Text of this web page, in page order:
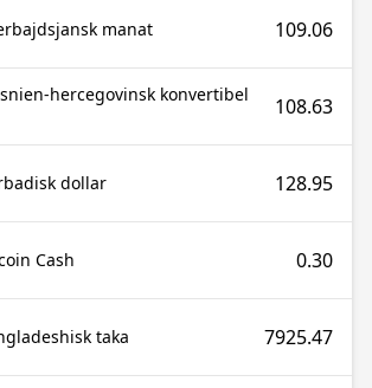
manat 109.06
hercegovinsk konvertibel
108.63
dollar 128.95
Cash 0.30
taka 7925.47